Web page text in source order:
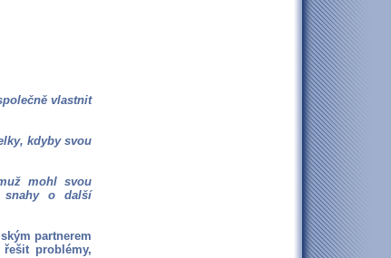
vlastnit
kdyby svou
mohl svou
snahy o další
partnerem
problémy,